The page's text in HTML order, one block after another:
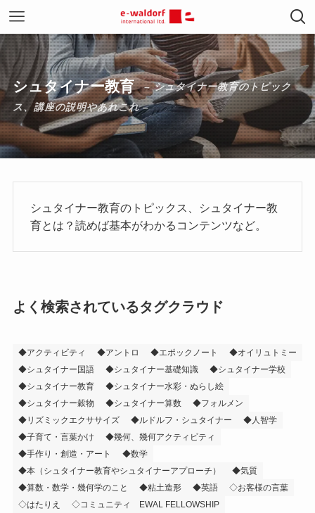
シュタイナー教育
– シュタイナー教育のトピック
ス、講座の説明やあれこれ –
シュタイナー教育のトピックス、シュタイナー教
育とは？読めば基本がわかるコンテンツなど。
よく検索されているタグクラウド
◆アクティビティ ◆アントロ ◆エポックノート
◆オイリュトミー
◆シュタイナー国語
◆シュタイナー基礎知識
◆シュタイナー学校
◆シュタイナー教育
◆シュタイナー水彩・ぬらし絵
◆シュタイナー穀物
◆シュタイナー算数
◆フォルメン
◆リズミックエクササイズ
◆ルドルフ・シュタイナー
◆人智学
◆子育て・言葉かけ
◆幾何、幾何アクティビティ
◆手作り・創造・アート
◆数学
◆本（シュタイナー教育やシュタイナーアプローチ）
◆気質
◆算数・数学・幾何学のこと
◆粘土造形 ◆英語
◇お客様の言葉
◇はたりえ
◇コミュニティ EWAL FELLOWSHIP